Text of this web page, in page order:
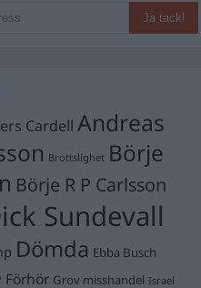
Cardell Andreas
Brottslighet Börje
Börje R P Carlsson
Sundevall
Dömda Ebba Busch
Förhör Grov misshandel Israel